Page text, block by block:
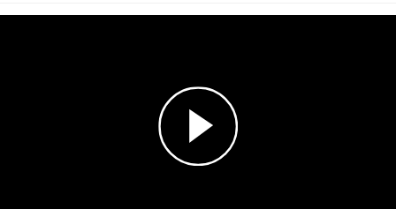
Esita